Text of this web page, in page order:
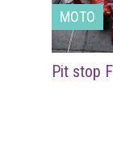
MOTO
Pit stop